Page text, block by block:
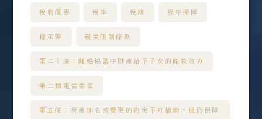
稅收優惠 稅率 稅額 程序保障
穩定幣 競業限制條款
第二十條：離婚協議中財產給予子女的條款效力
第二類電信業者
第五條：房產加名或變更的約定不可撤銷，但仍保障